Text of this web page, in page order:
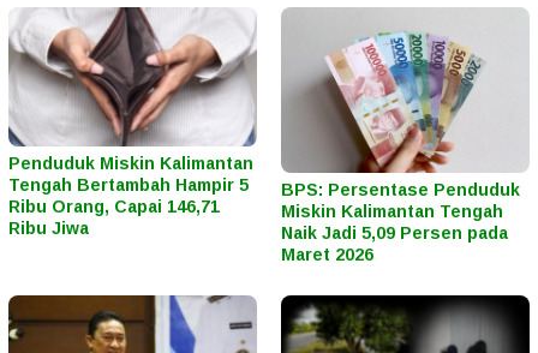
Penduduk Miskin Kalimantan
Tengah Bertambah Hampir 5
Ribu Orang, Capai 146,71
Ribu Jiwa
BPS: Persentase Penduduk
Miskin Kalimantan Tengah
Naik Jadi 5,09 Persen pada
Maret 2026